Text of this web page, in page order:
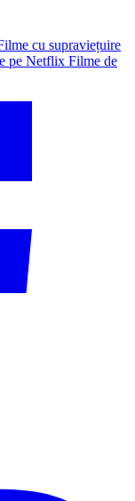
cu supraviețuire
pe Netflix Filme de